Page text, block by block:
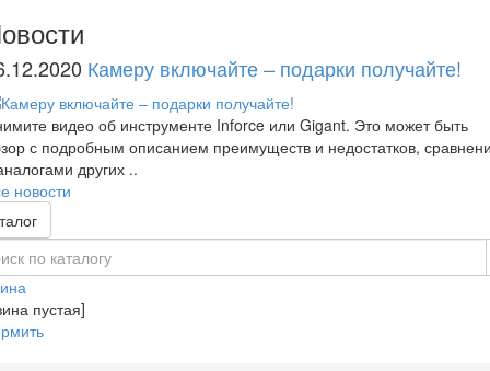
Камеру включайте – подарки получайте!
видео об инструменте Inforce или Gigant. Это может быть
с подробным описанием преимуществ и недостатков,
других ..
новости
пустая]